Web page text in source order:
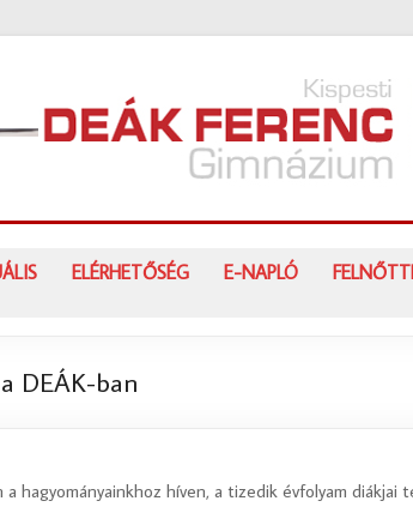
ELÉRHETŐSÉG E-NAPLÓ
DEÁK-ban
a hagyományainkhoz híven, a tizedik évfolyam